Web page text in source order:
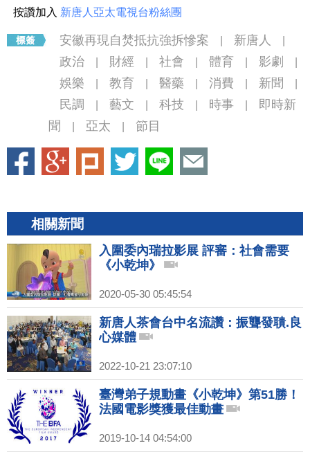
按讚加入 新唐人亞太電視台粉絲團
安徽再現自焚抵抗強拆慘案 新唐人
政治 財經 社會 體育 影劇
娛樂 教育 醫藥 消費 新聞
民調 藝文 科技 時事
即時新
聞
亞太 節目
相關新聞
入圍委內瑞拉影展 評審：社會需要
《小乾坤》
2020-05-30 05:45:54
新唐人茶會台中名流讚：振聾發聵.良
心媒體
2022-10-21 23:07:10
臺灣弟子規動畫《小乾坤》第51勝！
法國電影獎獲最佳動畫
2019-10-14 04:54:00